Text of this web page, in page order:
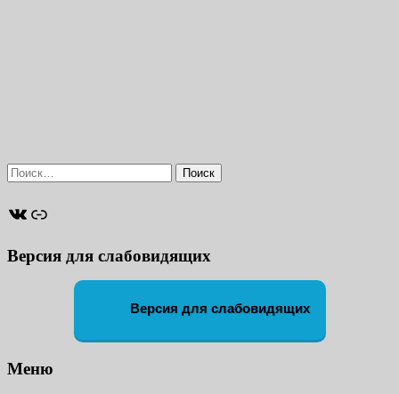
Найти:
ВКонтакте
Ссылка
Версия для слабовидящих
Версия для слабовидящих
Меню